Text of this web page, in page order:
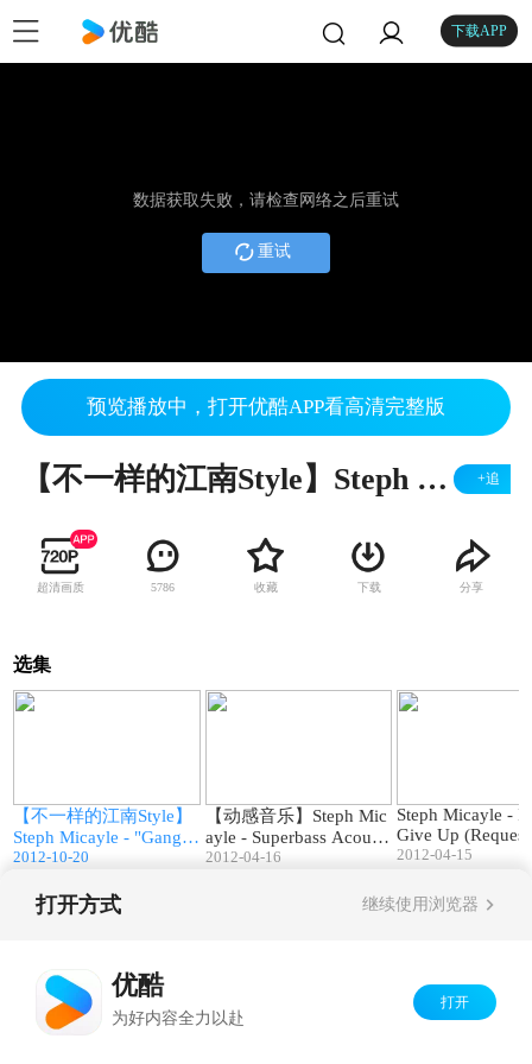
下载APP
数据获取失败，请检查网络之后重试
重试
预览播放中，打开优酷APP看高清完整版
【不一样的江南Style】Steph Micayle - "Gangnam Style" +追
超清画质 5786 收藏 下载 分享
选集
【不一样的江南Style】
Steph Micayle - "Gangna
m Style"
2012-10-20
【动感音乐】Steph Mic
ayle - Superbass Acousti
c
2012-04-16
Steph Micayle - I
Give Up
2012-04-15
打开方式 继续使用浏览器
优酷
为好内容全力以赴
打开